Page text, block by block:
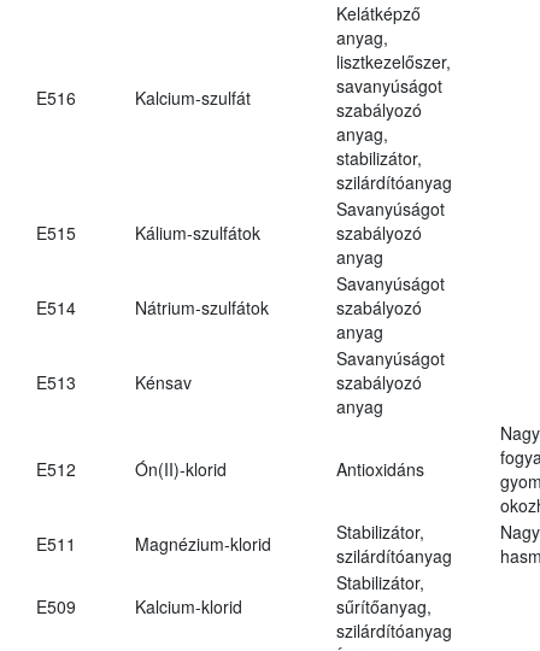
E516 Kalcium-szulfát
Kelátképző
anyag,
lisztkezelőszer,
savanyúságot
szabályozó
anyag,
stabilizátor,
szilárdítóanyag
E515 Kálium-szulfátok
Savanyúságot
szabályozó
anyag
E514 Nátrium-szulfátok
Savanyúságot
szabályozó
anyag
E513 Kénsav
Savanyúságot
szabályozó
anyag
E512 Ón(II)-klorid Antioxidáns
E511
Magnézium-klorid
Stabilizátor,
szilárdítóanyag
E509 Kalcium-klorid
Stabilizátor,
sűrítőanyag,
szilárdítóanyag